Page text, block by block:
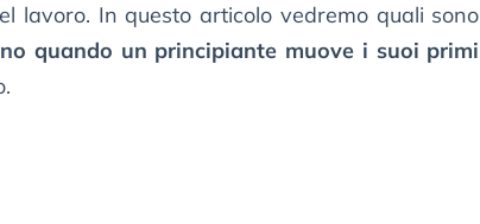
lavoro. In questo articolo vedremo quali sono
quando un principiante muove i suoi primi